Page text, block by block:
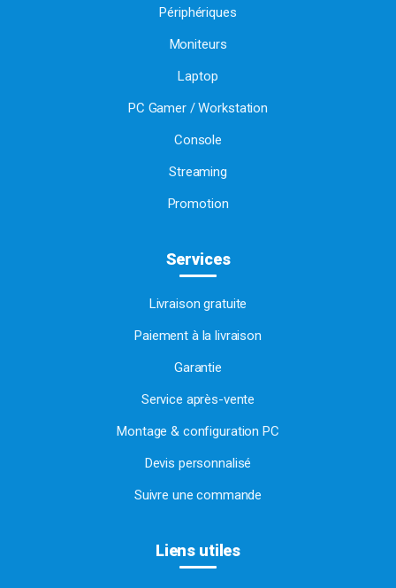
Périphériques
Moniteurs
Laptop
PC Gamer / Workstation
Console
Streaming
Promotion
Services
Livraison gratuite
Paiement à la livraison
Garantie
Service après-vente
Montage & configuration PC
Devis personnalisé
Suivre une commande
Liens utiles